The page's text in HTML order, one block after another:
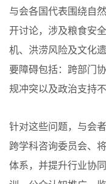
与会各国代表围绕自
开讨论，涉及粮食安
机、洪涝风险及文化
要障碍包括：跨部门
规冲突以及政治支持不
针对这些问题，与会
跨学科咨询委员会、
体系，并提升行业协